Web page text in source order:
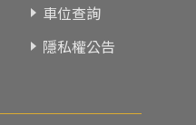
車位查詢
隱私權公告